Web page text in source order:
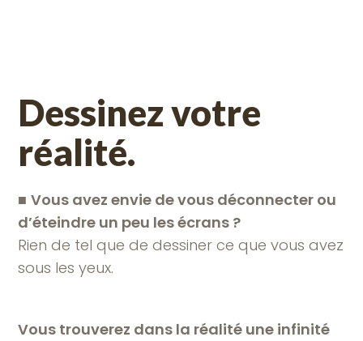
Dessinez votre
réalité.
■Vous avez envie de vous déconnecter ou
d’éteindre un peu les écrans ?
Rien de tel que de dessiner ce que vous avez
sous les yeux.
Vous trouverez dans la réalité une infinité